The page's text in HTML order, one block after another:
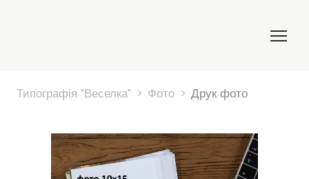
Типографія "Веселка" Фото Друк фото